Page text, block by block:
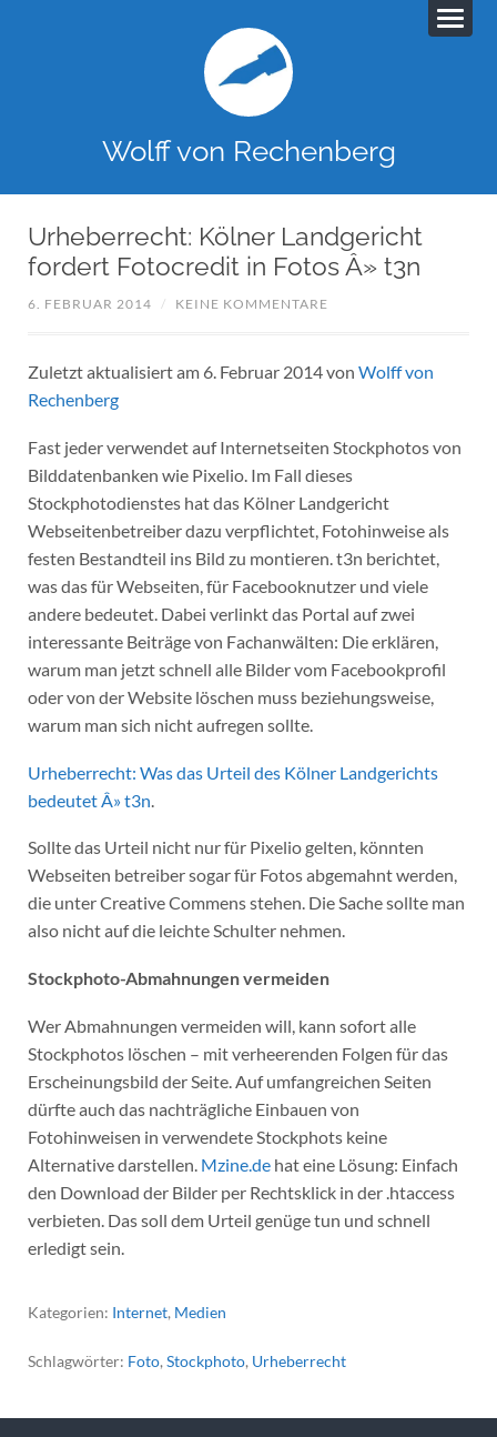
Wolff von Rechenberg
Urheberrecht: Kölner Landgericht
fordert Fotocredit in Fotos Â» t3n
6. FEBRUAR 2014 / KEINE KOMMENTARE
Zuletzt aktualisiert am 6. Februar 2014 von Wolff von
Rechenberg
Fast jeder verwendet auf Internetseiten Stockphotos von
Bilddatenbanken wie Pixelio. Im Fall dieses
Stockphotodienstes hat das Kölner Landgericht
Webseitenbetreiber dazu verpflichtet, Fotohinweise als
festen Bestandteil ins Bild zu montieren. t3n berichtet,
was das für Webseiten, für Facebooknutzer und viele
andere bedeutet. Dabei verlinkt das Portal auf zwei
interessante Beiträge von Fachanwälten: Die erklären,
warum man jetzt schnell alle Bilder vom Facebookprofil
oder von der Website löschen muss beziehungsweise,
warum man sich nicht aufregen sollte.
Urheberrecht: Was das Urteil des Kölner Landgerichts
bedeutet Â» t3n
Sollte das Urteil nicht nur für Pixelio gelten, könnten
Webseiten betreiber sogar für Fotos abgemahnt werden,
die unter Creative Commens stehen. Die Sache sollte man
also nicht auf die leichte Schulter nehmen.
Stockphoto-Abmahnungen vermeiden
Wer Abmahnungen vermeiden will, kann sofort alle
Stockphotos löschen – mit verheerenden Folgen für das
Erscheinungsbild der Seite. Auf umfangreichen Seiten
dürfte auch das nachträgliche Einbauen von
Fotohinweisen in verwendete Stockphots keine
Alternative darstellen. Mzine.dehat eine Lösung: Einfach
den Download der Bilder per Rechtsklick in der .htaccess
verbieten. Das soll dem Urteil genüge tun und schnell
erledigt sein.
Kategorien: Internet, Medien
Schlagwörter: Foto, Stockphoto, Urheberrecht